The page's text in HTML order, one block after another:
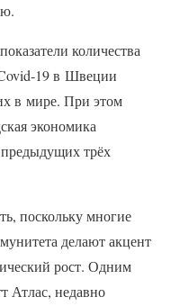
количества
19 в Швеции
в мире. При этом
экономика
предыдущих трёх
поскольку многие
делают акцент
рост. Одним
Атлас, недавно